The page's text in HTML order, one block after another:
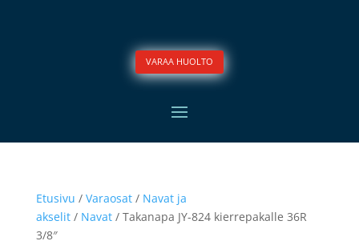
VARAA HUOLTO
Etusivu / Varaosat/ Navat ja
akselit/ Navat/ Takanapa JY-824 kierrepakalle 36R
3/8″